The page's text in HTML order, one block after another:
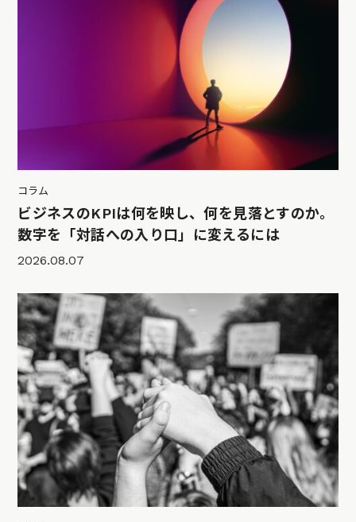
コラム
ビジネスのKPIは何を映し、何を見落とすのか。
数字を「対話への入り口」に変えるには
2026.08.07